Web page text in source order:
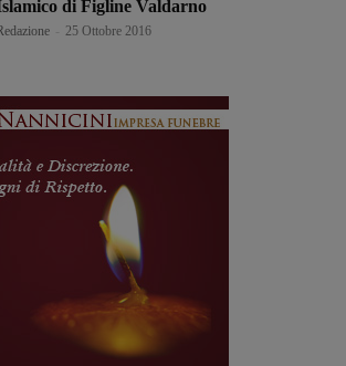
di Figline Valdarno
25 Ottobre 2016